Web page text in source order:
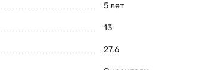
5 лет
13
27.6